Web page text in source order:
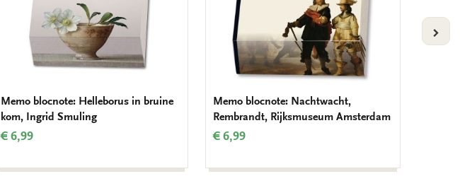
Memo blocnote: Helleborus in bruine
kom, Ingrid Smuling
€ 6,99
Memo blocnote: Nachtwacht,
Rembrandt, Rijksmuseum Amsterdam
€ 6,99